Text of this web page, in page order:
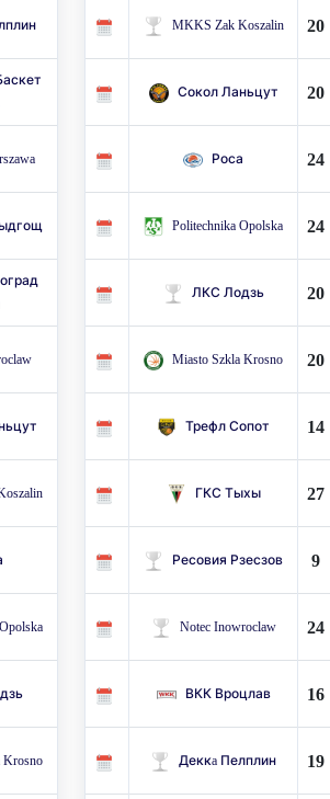
Krosno
MKKS Zak Koszalin 20
Сокол Ланьцут 20
Роса 24
Politechnika Opolska 24
ЛКС Лодзь 20
Miasto Szkla Krosno 20
Трефл Сопот 14
ГКС Тыхы 27
Ресовия Рзесзов 9
Notec Inowroclaw 24
ВКК Вроцлав 16
Деккa Пелплин 19